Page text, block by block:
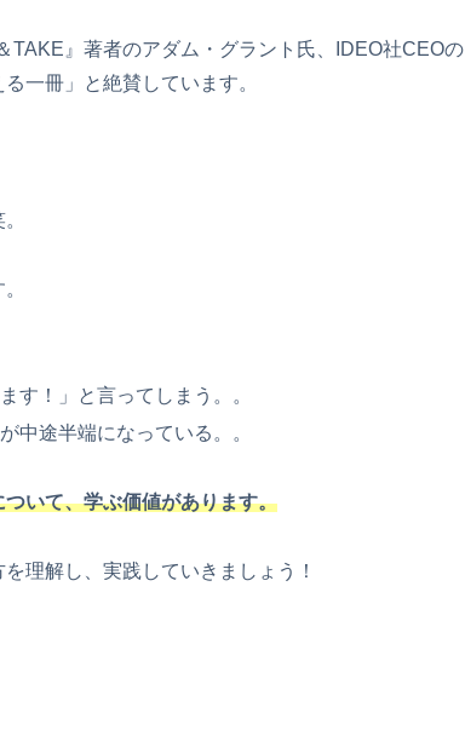
TAKE』著者のアダム・グラント氏、IDEO社CEOの
一冊」と絶賛しています。
す！」と言ってしまう。。
中途半端になっている。。
いて、学ぶ価値があります。
理解し、実践していきましょう！